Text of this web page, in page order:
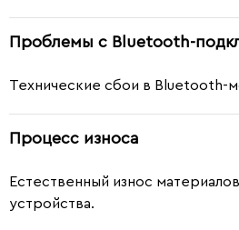
Проблемы с Bluetooth-
Технические сбои в Bluetooth-
Процесс износа
Естественный износ
устройства.